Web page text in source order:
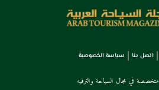
اتصل بنا سياسة الخصوصية
في مجال السياحة والترفيه